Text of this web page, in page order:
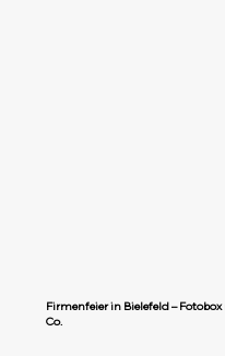
Firmenfeier in Bielefeld –
Co.